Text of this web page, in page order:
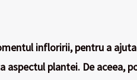
infloririi, pentru a
plantei. De aceea,